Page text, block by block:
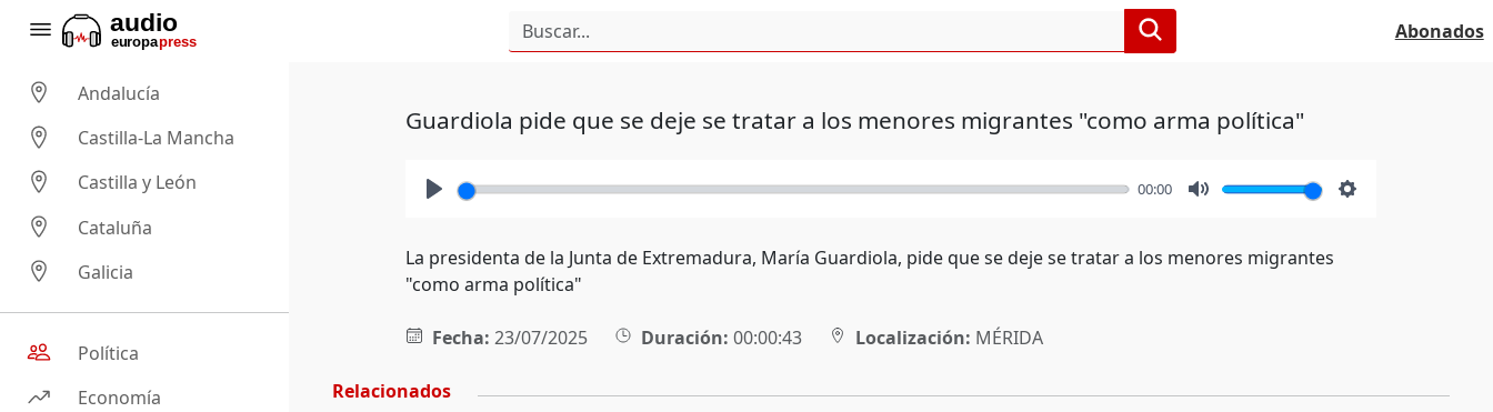
Abonados
Andalucía
Castilla-La Mancha
Castilla y León
Cataluña
Galicia
Política
Economía
Guardiola pide que se deje se tratar a los menores migrantes "como arma política"
00:00
La presidenta de la Junta de Extremadura, María Guardiola, pide que se deje se tratar a los menores migrantes
"como arma política"
Fecha: 23/07/2025 Duración: 00:00:43 Localización: MÉRIDA
Relacionados